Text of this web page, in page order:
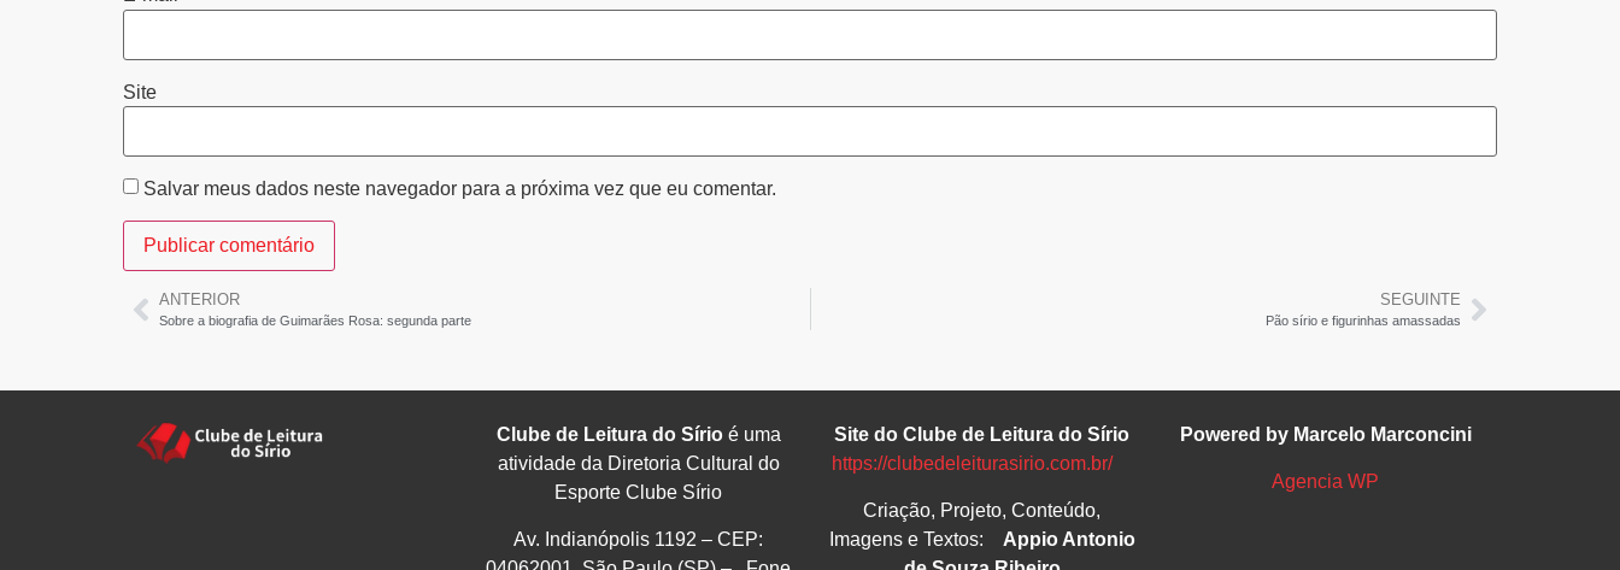
Site
Salvar meus dados neste navegador para a próxima vez que eu comentar.
ANTERIOR
Sobre a biografia de Guimarães Rosa: segunda parte
SEGUINTE
Pão sírio e figurinhas amassadas
Clube de Leitura do Sírio é uma
atividade da Diretoria Cultural do
Esporte Clube Sírio
Av. Indianópolis 1192 – CEP:
Site do Clube de Leitura do Sírio
https://clubedeleiturasirio.com.br/
Criação, Projeto, Conteúdo,
Imagens e Textos: Appio Antonio
Powered by Marcelo Marconcini
Agencia WP